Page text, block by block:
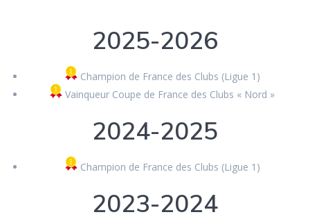
2025-2026
Champion de France des Clubs (Ligue 1)
Vainqueur Coupe de France des Clubs « Nord »
2024-2025
Champion de France des Clubs (Ligue 1)
2023-2024